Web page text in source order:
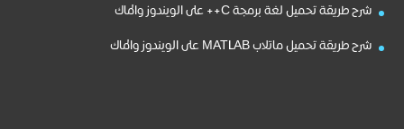
شرح طريقة تحميل لغة برمجة C++ على الويندوز والماك
شرح طريقة تحميل ماتلاب MATLAB على الويندوز والماك